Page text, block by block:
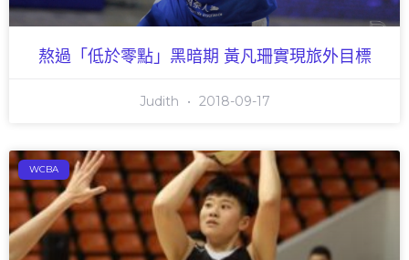
熬過「低於零點」黑暗期 黃凡珊實現旅外目標
Judith 2018-09-17
WCBA